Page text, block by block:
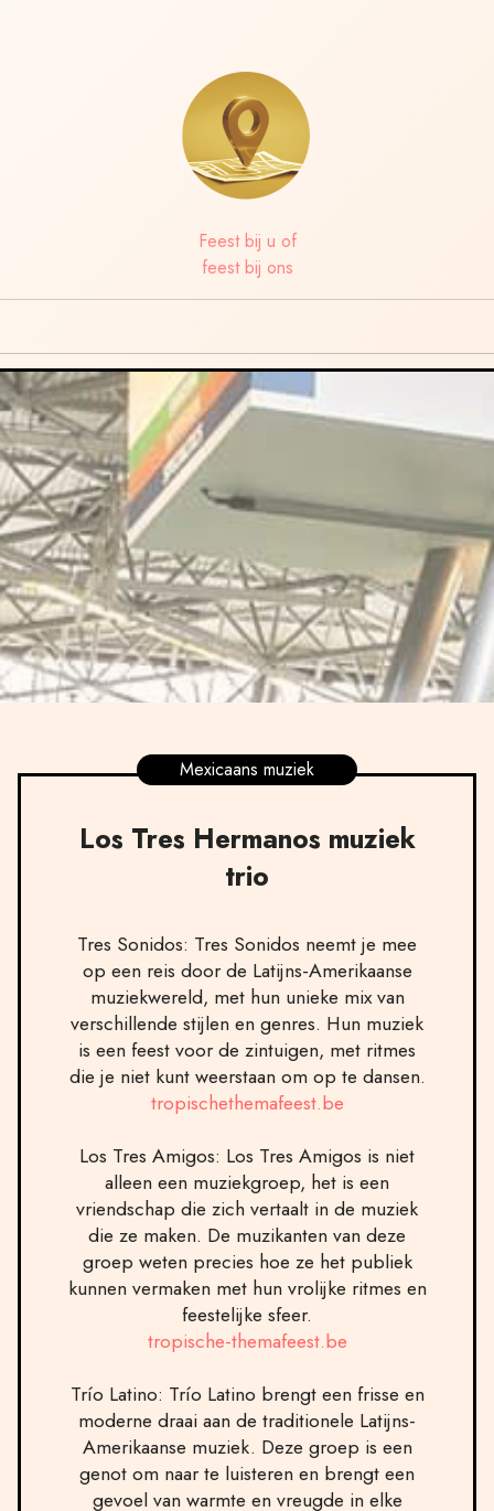
Feest bij u of
feest bij ons
Mexicaans muziek
Los Tres Hermanos muziek
trio
Tres Sonidos: Tres Sonidos neemt je mee
op een reis door de Latijns-Amerikaanse
muziekwereld, met hun unieke mix van
verschillende stijlen en genres. Hun muziek
is een feest voor de zintuigen, met ritmes
die je niet kunt weerstaan om op te dansen.
tropischethemafeest.be
Los Tres Amigos: Los Tres Amigos is niet
alleen een muziekgroep, het is een
vriendschap die zich vertaalt in de muziek
die ze maken. De muzikanten van deze
groep weten precies hoe ze het publiek
kunnen vermaken met hun vrolijke ritmes en
feestelijke sfeer.
tropische-themafeest.be
Trío Latino: Trío Latino brengt een frisse en
moderne draai aan de traditionele Latijns-
Amerikaanse muziek. Deze groep is een
genot om naar te luisteren en brengt een
gevoel van warmte en vreugde in elke